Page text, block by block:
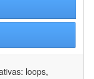
loops,